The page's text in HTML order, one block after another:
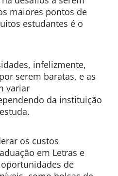
maiores pontos de
estudantes é o
infelizmente,
serem baratas, e as
variar
da instituição
os custos
em Letras e
de